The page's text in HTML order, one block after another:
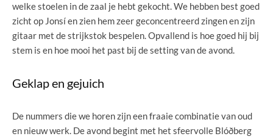
welke stoelen in de zaal je hebt gekocht. We hebben best goed
zicht op Jonsí en zien hem zeer geconcentreerd zingen en zijn
gitaar met de strijkstok bespelen. Opvallend is hoe goed hij bij
stem is en hoe mooi het past bij de setting van de avond.
Geklap en gejuich
De nummers die we horen zijn een fraaie combinatie van oud
en nieuw werk. De avond begint met het sfeervolle Blóðberg